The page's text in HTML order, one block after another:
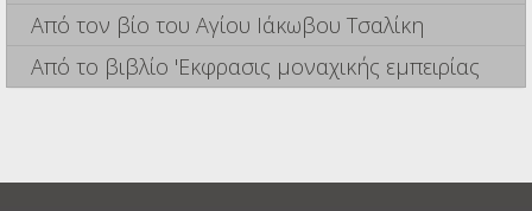
Από τον βίο του Αγίου Ιάκωβου Τσαλίκη
Από το βιβλίο 'Εκφρασις μοναχικής εμπειρίας